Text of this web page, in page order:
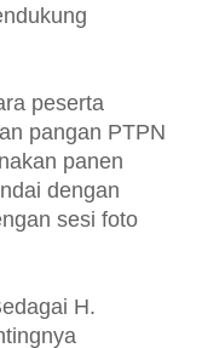
peserta
pangan PTPN
panen
dengan
sesi foto
H.